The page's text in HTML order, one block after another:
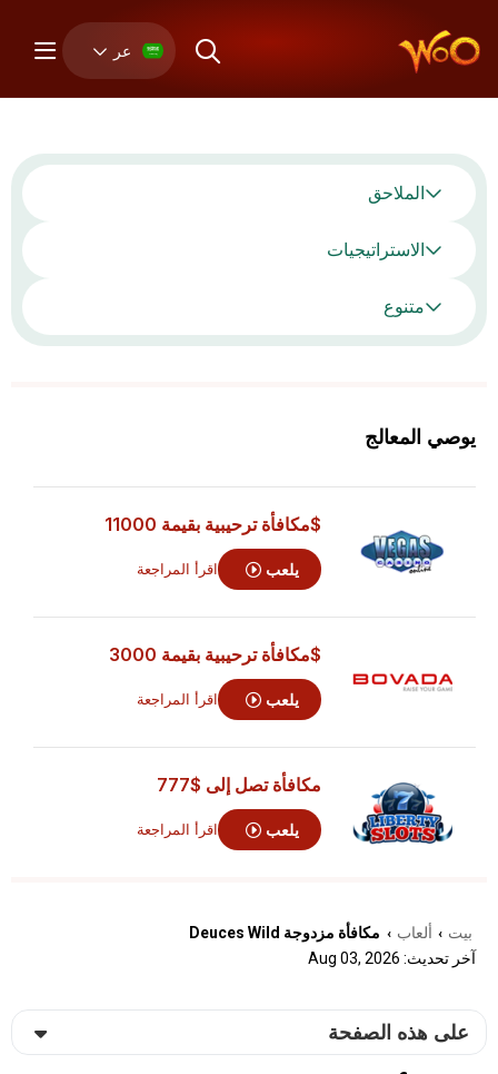
عر
الملاحق
الاستراتيجيات
متنوع
يوصي المعالج
$مكافأة ترحيبية بقيمة 11000
يلعب اقرأ المراجعة
$مكافأة ترحيبية بقيمة 3000
يلعب اقرأ المراجعة
مكافأة تصل إلى$777
يلعب اقرأ المراجعة
بيت › ألعاب › مكافأة مزدوجة Deuces Wild
آخر تحديث: Aug 03, 2026
على هذه الصفحة